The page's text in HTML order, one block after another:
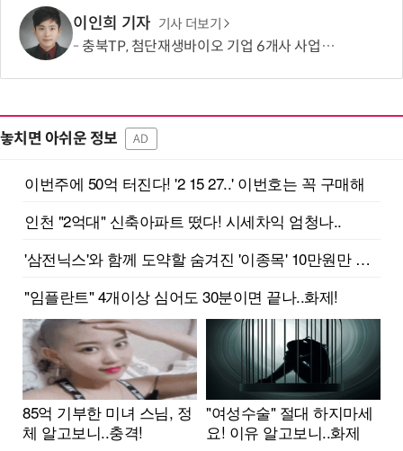
이인희 기자 기사 더보기
충북TP, 첨단재생바이오 기업 6개사 사업화 본격 지원
놓치면 아쉬운 정보 AD